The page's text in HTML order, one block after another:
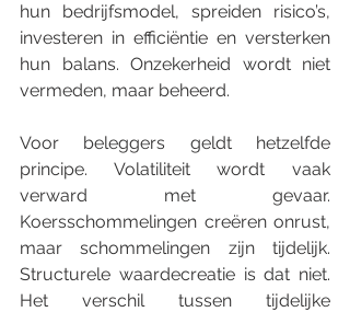
hun bedrijfsmodel, spreiden risico’s,
investeren in efficiëntie en versterken
hun balans. Onzekerheid wordt niet
vermeden, maar beheerd.
Voor beleggers geldt hetzelfde
principe. Volatiliteit wordt vaak
verward met gevaar.
Koersschommelingen creëren onrust,
maar schommelingen zijn tijdelijk.
Structurele waardecreatie is dat niet.
Het verschil tussen tijdelijke